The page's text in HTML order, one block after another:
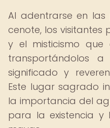
Al adentrarse en
cenote, los visitantes
y el misticismo que
transportándolos
significado y
Este lugar sagrado
la importancia del
para la existencia y